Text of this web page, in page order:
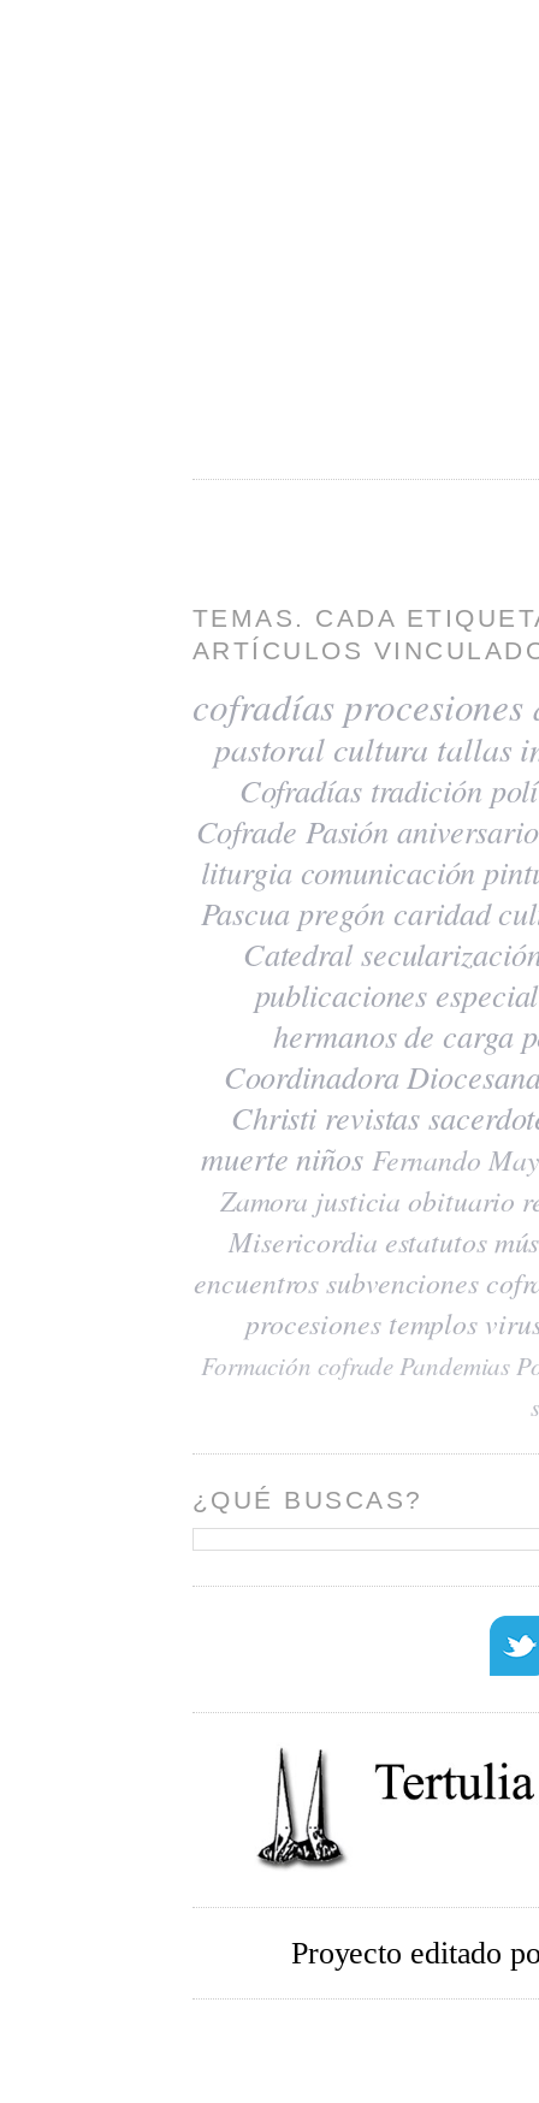
TEMAS. CADA
ARTÍCULOS
cofradías procesiones
pastoral cultura tallas
Cofradías tradición
Cofrade Pasión
liturgia comunicación
Pascua pregón caridad
Catedral
publicaciones
hermanos de carga
Coordinadora
Christi revistas
muerte niños Fernando
Zamora justicia obituario
Misericordia estatutos
encuentrossubvenciones
procesiones templos
Formación cofradePandemias
¿QUÉ BUSCAS?
Proyecto editado